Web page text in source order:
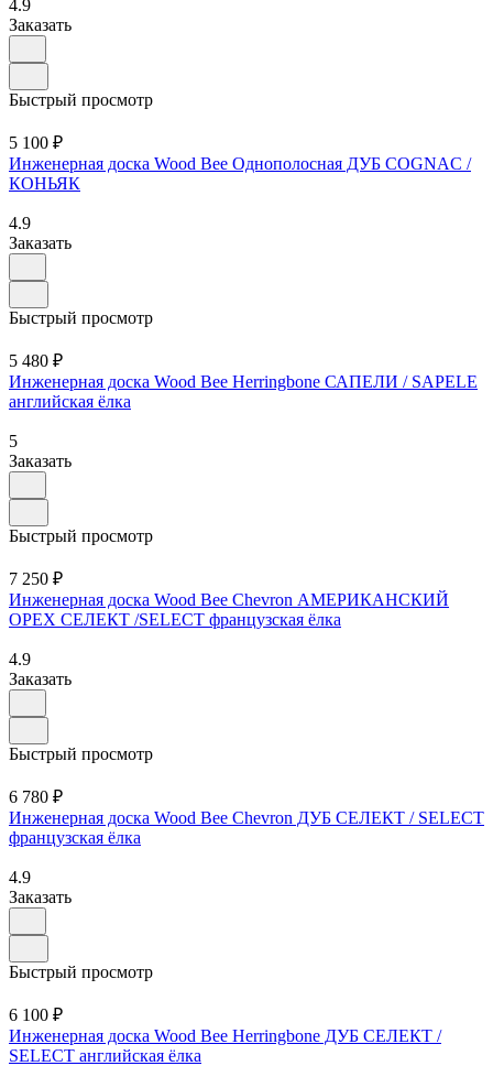
4.9
Заказать
Быстрый просмотр
5 100 ₽
Инженерная доска Wood Bee Однополосная ДУБ COGNAC /
КОНЬЯК
4.9
Заказать
Быстрый просмотр
5 480 ₽
Инженерная доска Wood Bee Herringbone САПЕЛИ / SAPELE
английская ёлка
5
Заказать
Быстрый просмотр
7 250 ₽
Инженерная доска Wood Bee Chevron АМЕРИКАНСКИЙ
ОРЕХ СЕЛЕКТ /SELECT французская ёлка
4.9
Заказать
Быстрый просмотр
6 780 ₽
Инженерная доска Wood Bee Chevron ДУБ СЕЛЕКТ / SELECT
французская ёлка
4.9
Заказать
Быстрый просмотр
6 100 ₽
Инженерная доска Wood Bee Herringbone ДУБ СЕЛЕКТ /
SELECT английская ёлка